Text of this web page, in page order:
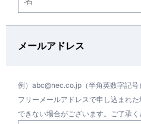
メールアドレス
例）abc@nec.co.jp（半角英数字記号）
フリーメールアドレスで申し込まれ
できない場合がございます。ご了承く